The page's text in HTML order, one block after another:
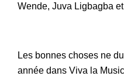
Wende, Juva Ligbagba
Les bonnes choses ne
année dans Viva la